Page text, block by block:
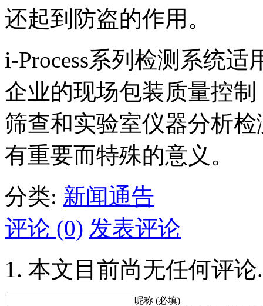
还起到防盗的作用。
i-Process系列检测系统
企业的现场包装质量控
筛查和实验室仪器分析
有重要而特殊的意义。
分类: 新闻通告
评论 (0) 发表评论
本文目前尚无任何评论.
昵称 (必填)